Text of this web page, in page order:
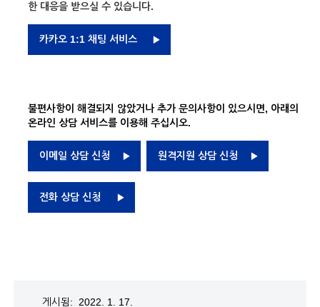
한 대응을 받으실 수 있습니다.
카카오 1:1 채팅 서비스
불편사항이 해결되지 않았거나 추가 문의사항이 있으시면, 아래의
온라인 상담 서비스를 이용해 주십시오.
이메일 상담 신청 원격지원 상담 신청
전화 상담 신청
게시됨: 2022. 1. 17.